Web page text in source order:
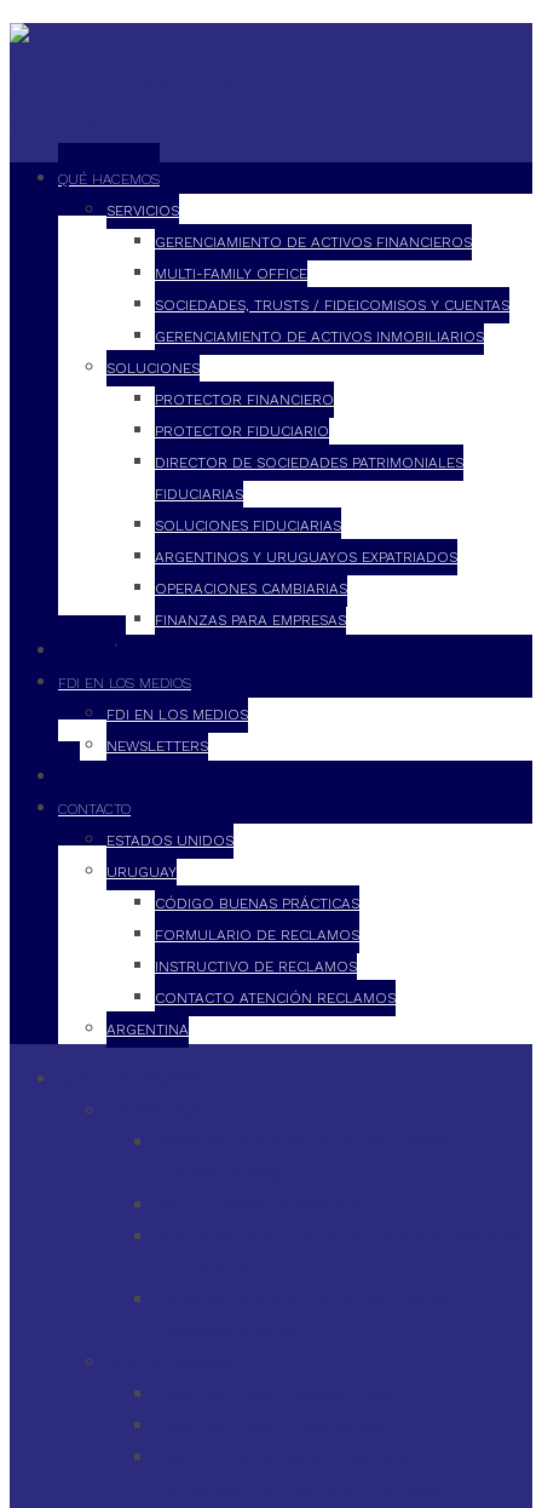
QUÉ HACEMOS
SERVICIOS
GERENCIAMIENTO DE ACTIVOS FINANCIEROS
MULTI-FAMILY OFFICE
SOCIEDADES, TRUSTS / FIDEICOMISOS Y CUENTAS
GERENCIAMIENTO DE ACTIVOS INMOBILIARIOS
SOLUCIONES
PROTECTOR FINANCIERO
PROTECTOR FIDUCIARIO
DIRECTOR DE SOCIEDADES PATRIMONIALES
FIDUCIARIAS
SOLUCIONES FIDUCIARIAS
ARGENTINOS Y URUGUAYOS EXPATRIADOS
OPERACIONES CAMBIARIAS
FINANZAS PARA EMPRESAS
FILOSOFÍA
FDI EN LOS MEDIOS
FDI EN LOS MEDIOS
NEWSLETTERS
CONTACTO
ESTADOS UNIDOS
URUGUAY
CÓDIGO BUENAS PRÁCTICAS
FORMULARIO DE RECLAMOS
INSTRUCTIVO DE RECLAMOS
CONTACTO ATENCIÓN RECLAMOS
ARGENTINA